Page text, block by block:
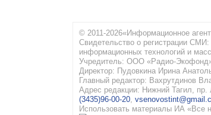
© 2011-2026«Информационное
Свидетельство о регистрации
информационных технологий и
Учредитель: ООО «Радио-
Директор: Пудовкина Ирина
Главный редактор: Вахрутдинов
Адрес редакции: Нижний Тагил, пр.
(3435)96-00-20
Использовать материалы ИА «Все